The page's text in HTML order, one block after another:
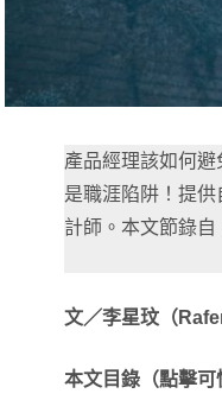
產品經理該如何
是職涯陷阱！提
計師。本文節錄自
文／李星玟（
本文目錄（點擊可